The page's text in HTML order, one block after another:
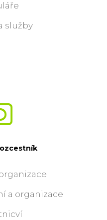
služby
a organizace